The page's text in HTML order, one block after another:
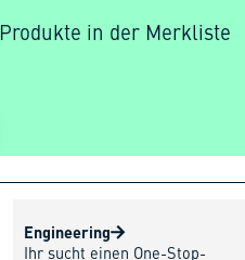
in der Merkliste
Engineering
Ihr sucht einen One-Stop-